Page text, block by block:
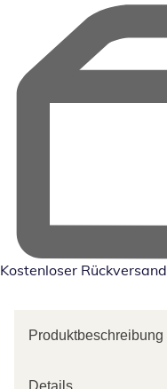
Kostenloser Rückversand
Produktbeschreibung